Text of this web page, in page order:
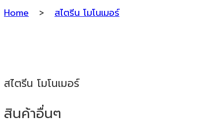
Home > สไตรีน โมโนเมอร์
สไตรีน โมโนเมอร์
สินค้าอื่นๆ